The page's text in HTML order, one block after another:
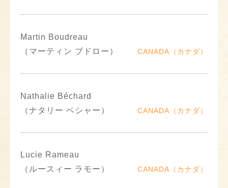
Martin Boudreau
（マーティン ブドロー）
CANADA（カナダ）
Nathalie Béchard
（ナタリー ベシャー）
CANADA（カナダ）
Lucie Rameau
（ルースィー ラモー）
CANADA（カナダ）